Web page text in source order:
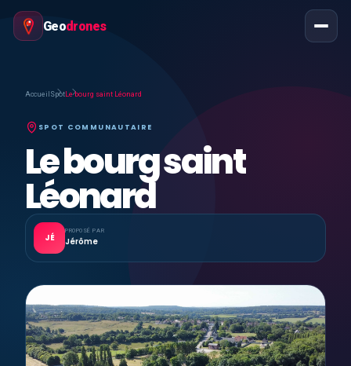
Geodrones
Accueil SpotLe bourg saint Léonard
SPOT COMMUNAUTAIRE
Le bourg saint
Léonard
JÉ
PROPOSÉ PAR
Jérôme